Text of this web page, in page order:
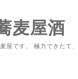
麦屋酒
屋です。 極力できたて